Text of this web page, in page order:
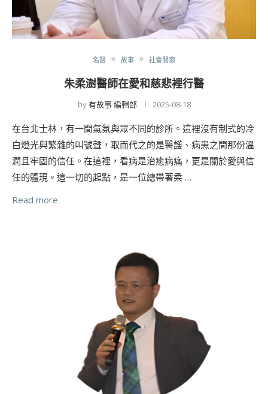
名醫 故事 社會關懷
朱柔澍醫師在愛和慈悲裡行醫
by有故事 編輯部 2025-08-18
在台北士林，有一間氣氛與眾不同的診所。這裡沒有制式的冷
白燈光與繁雜的叫號聲，取而代之的是醫護、病患之間那份溫
潤且牢固的信任。在這裡，看病是治癒病痛，更是關於愛與信
任的體現。這一切的起點，是一位總帶著柔 …
Read more